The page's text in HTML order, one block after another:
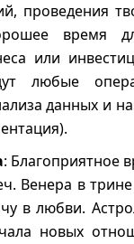
проведения
время
или
любые
данных и
: Благоприятное
Венера в
в любви.
новых